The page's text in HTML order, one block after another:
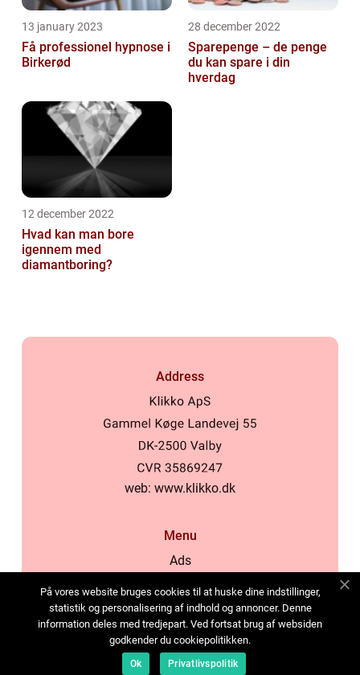
13 january 2023
Få professionel hypnose i
Birkerød
28 december 2022
Sparepenge – de penge
du kan spare i din
hverdag
12 december 2022
Hvad kan man bore
igennem med
diamantboring?
Address
web: www.klikko.dk
Menu
Ads
Cookies
Contact
Sitemap
På vores website bruges cookies til at huske dine indstillinger,
statistik og personalisering af indhold og annoncer. Denne
information deles med tredjepart. Ved fortsat brug af websiden
godkender du cookiepolitikken.
Ok Privatlivspolitik